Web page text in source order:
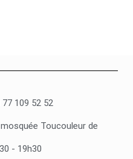
109 52 52
Toucouleur de
- 19h30